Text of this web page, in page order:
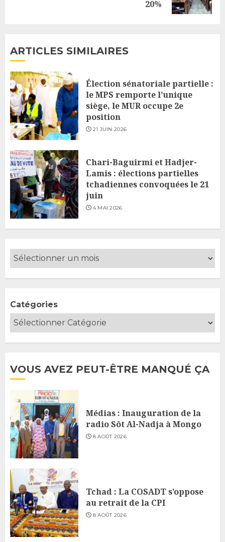
20%
ARTICLES SIMILAIRES
Élection sénatoriale partielle :
le MPS remporte l’unique
siège, le MUR occupe 2e
position
21 JUIN 2026
Chari-Baguirmi et Hadjer-
Lamis : élections partielles
tchadiennes convoquées le 21
juin
4 MAI 2026
Catégories
VOUS AVEZ PEUT-ÊTRE MANQUÉ ÇA
Médias : Inauguration de la
radio Sôt Al-Nadja à Mongo
8 AOÛT 2026
Tchad : La COSADT s’oppose
au retrait de la CPI
8 AOÛT 2026